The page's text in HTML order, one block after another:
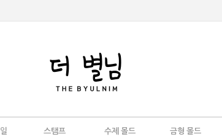
스탬프 수제 몰드 금형 몰드